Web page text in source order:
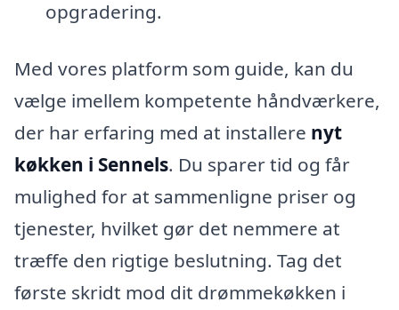
opgradering.
Med vores platform som guide, kan du
vælge imellem kompetente håndværkere,
der har erfaring med at installere nyt
køkken i Sennels. Du sparer tid og får
mulighed for at sammenligne priser og
tjenester, hvilket gør det nemmere at
træffe den rigtige beslutning. Tag det
første skridt mod dit drømmekøkken i